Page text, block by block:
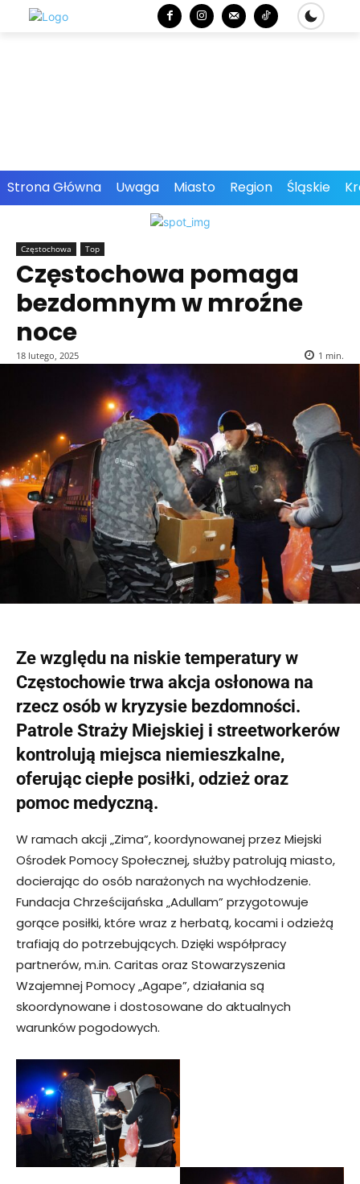
Strona Główna Uwaga Miasto Region Śląskie
Częstochowa Top
Częstochowa pomaga
bezdomnym w mroźne
noce
18 lutego, 2025 1 min.
Ze względu na niskie temperatury w
Częstochowie trwa akcja osłonowa na
rzecz osób w kryzysie bezdomności.
Patrole Straży Miejskiej i streetworkerów
kontrolują miejsca niemieszkalne,
oferując ciepłe posiłki, odzież oraz
pomoc medyczną.
W ramach akcji „Zima”, koordynowanej przez Miejski
Ośrodek Pomocy Społecznej, służby patrolują miasto,
docierając do osób narażonych na wychłodzenie.
Fundacja Chrześcijańska „Adullam” przygotowuje
gorące posiłki, które wraz z herbatą, kocami i odzieżą
trafiają do potrzebujących. Dzięki współpracy
partnerów, m.in. Caritas oraz Stowarzyszenia
Wzajemnej Pomocy „Agape”, działania są
skoordynowane i dostosowane do aktualnych
warunków pogodowych.